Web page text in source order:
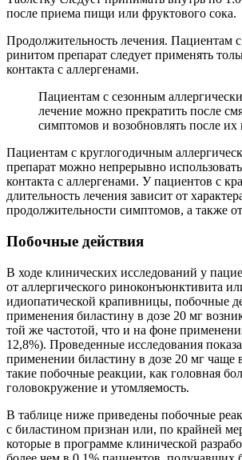
после приема пищи или фруктового сока.
Продолжительность лечения. Пациентам
ринитом препарат следует применять
контакта с аллергенами.
Пациентам с сезонным
лечение можно прекратить после
симптомов и возобновлять после их
Пациентам с круглогодичным
препарат можно непрерывно
контакта с аллергенами. У пациентов с
длительность лечения зависит от
продолжительности симптомов, а также
Побочные действия
В ходе клинических исследований у
от аллергического риноконъюнктивита
идиопатической крапивницы, побочные
применения биластину в дозе 20 мг
той же частотой, что и на фоне
12,8%). Проведенные исследования
применении биластину в дозе 20 мг чаще
такие побочные реакции, как головная
головокружение и утомляемость.
В таблице ниже приведены побочные
с биластином признан или, по крайней
которые в программе клинической